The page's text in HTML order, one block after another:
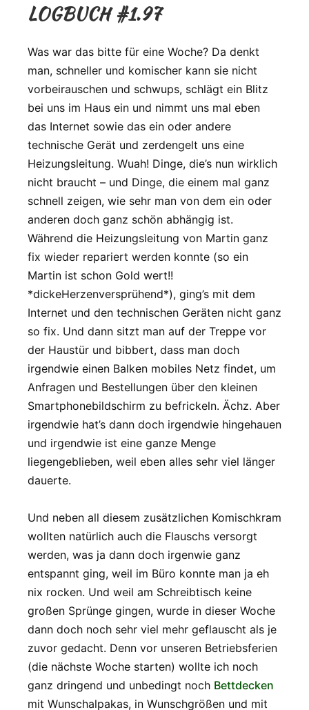
LOGBUCH #1.97
Was war das bitte für eine Woche? Da denkt
man, schneller und komischer kann sie nicht
vorbeirauschen und schwups, schlägt ein Blitz
bei uns im Haus ein und nimmt uns mal eben
das Internet sowie das ein oder andere
technische Gerät und zerdengelt uns eine
Heizungsleitung. Wuah! Dinge, die’s nun wirklich
nicht braucht – und Dinge, die einem mal ganz
schnell zeigen, wie sehr man von dem ein oder
anderen doch ganz schön abhängig ist.
Während die Heizungsleitung von Martin ganz
fix wieder repariert werden konnte (so ein
Martin ist schon Gold wert!!
*dickeHerzenversprühend*), ging’s mit dem
Internet und den technischen Geräten nicht ganz
so fix. Und dann sitzt man auf der Treppe vor
der Haustür und bibbert, dass man doch
irgendwie einen Balken mobiles Netz findet, um
Anfragen und Bestellungen über den kleinen
Smartphonebildschirm zu befrickeln. Ächz. Aber
irgendwie hat’s dann doch irgendwie hingehauen
und irgendwie ist eine ganze Menge
liegengeblieben, weil eben alles sehr viel länger
dauerte.
Und neben all diesem zusätzlichen Komischkram
wollten natürlich auch die Flauschs versorgt
werden, was ja dann doch irgenwie ganz
entspannt ging, weil im Büro konnte man ja eh
nix rocken. Und weil am Schreibtisch keine
großen Sprünge gingen, wurde in dieser Woche
dann doch noch sehr viel mehr geflauscht als je
zuvor gedacht. Denn vor unseren Betriebsferien
(die nächste Woche starten) wollte ich noch
ganz dringend und unbedingt noch Bettdecken
mit Wunschalpakas, in Wunschgrößen und mit